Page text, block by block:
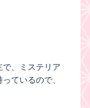
、ミステリア
ているので、